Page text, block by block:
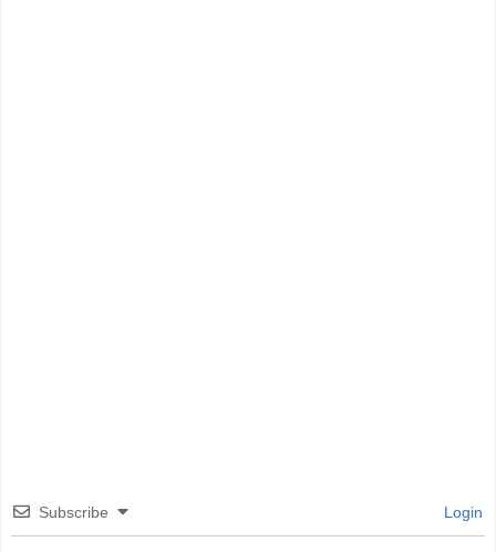
Subscribe Login